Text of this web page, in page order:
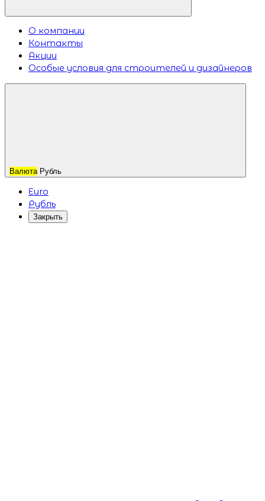
О компании
Контакты
Акции
Особые условия для строителей и дизайнеров
Валюта Рубль
Euro
Рубль
Закрыть